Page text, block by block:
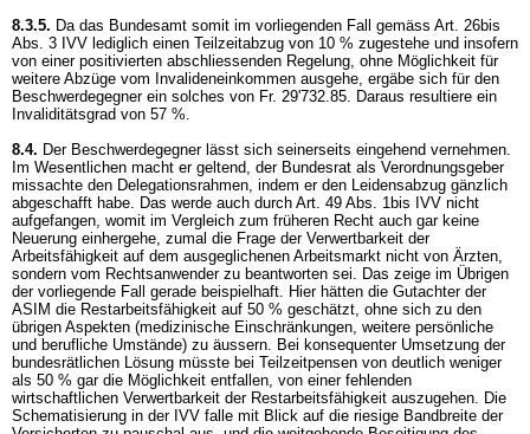
8.3.5. Da das Bundesamt somit im vorliegenden Fall gemäss Art. 26bis
Abs. 3 IVV lediglich einen Teilzeitabzug von 10 % zugestehe und insofern
von einer positivierten abschliessenden Regelung, ohne Möglichkeit für
weitere Abzüge vom Invalideneinkommen ausgehe, ergäbe sich für den
Beschwerdegegner ein solches von Fr. 29'732.85. Daraus resultiere ein
Invaliditätsgrad von 57 %.
8.4. Der Beschwerdegegner lässt sich seinerseits eingehend vernehmen.
Im Wesentlichen macht er geltend, der Bundesrat als Verordnungsgeber
missachte den Delegationsrahmen, indem er den Leidensabzug gänzlich
abgeschafft habe. Das werde auch durch Art. 49 Abs. 1bis IVV nicht
aufgefangen, womit im Vergleich zum früheren Recht auch gar keine
Neuerung einhergehe, zumal die Frage der Verwertbarkeit der
Arbeitsfähigkeit auf dem ausgeglichenen Arbeitsmarkt nicht von Ärzten,
sondern vom Rechtsanwender zu beantworten sei. Das zeige im Übrigen
der vorliegende Fall gerade beispielhaft. Hier hätten die Gutachter der
ASIM die Restarbeitsfähigkeit auf 50 % geschätzt, ohne sich zu den
übrigen Aspekten (medizinische Einschränkungen, weitere persönliche
und berufliche Umstände) zu äussern. Bei konsequenter Umsetzung der
bundesrätlichen Lösung müsste bei Teilzeitpensen von deutlich weniger
als 50 % gar die Möglichkeit entfallen, von einer fehlenden
wirtschaftlichen Verwertbarkeit der Restarbeitsfähigkeit auszugehen. Die
Schematisierung in der IVV falle mit Blick auf die riesige Bandbreite der